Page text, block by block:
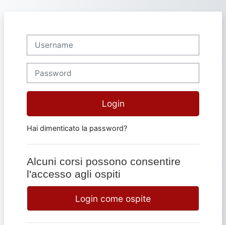
Login
Hai dimenticato la password?
Alcuni corsi possono consentire
l'accesso agli ospiti
Login come ospite